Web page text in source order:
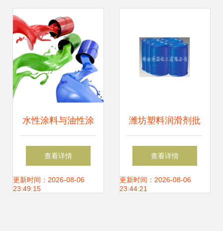
术进化
水性涂料与油性涂
料的区别 水性涂料
优势详解
查看详情
更新时间：2026-08-06
23:49:15
潍坊塑料润滑剂批
发与水性涂料应用
指南 选对供应商的
查看详情
更新时间：2026-08-06
23:44:21